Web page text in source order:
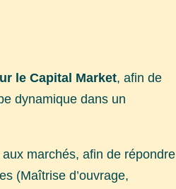
le Capital Market, afin de
dynamique dans un
marchés, afin de répondre
(Maîtrise d’ouvrage,